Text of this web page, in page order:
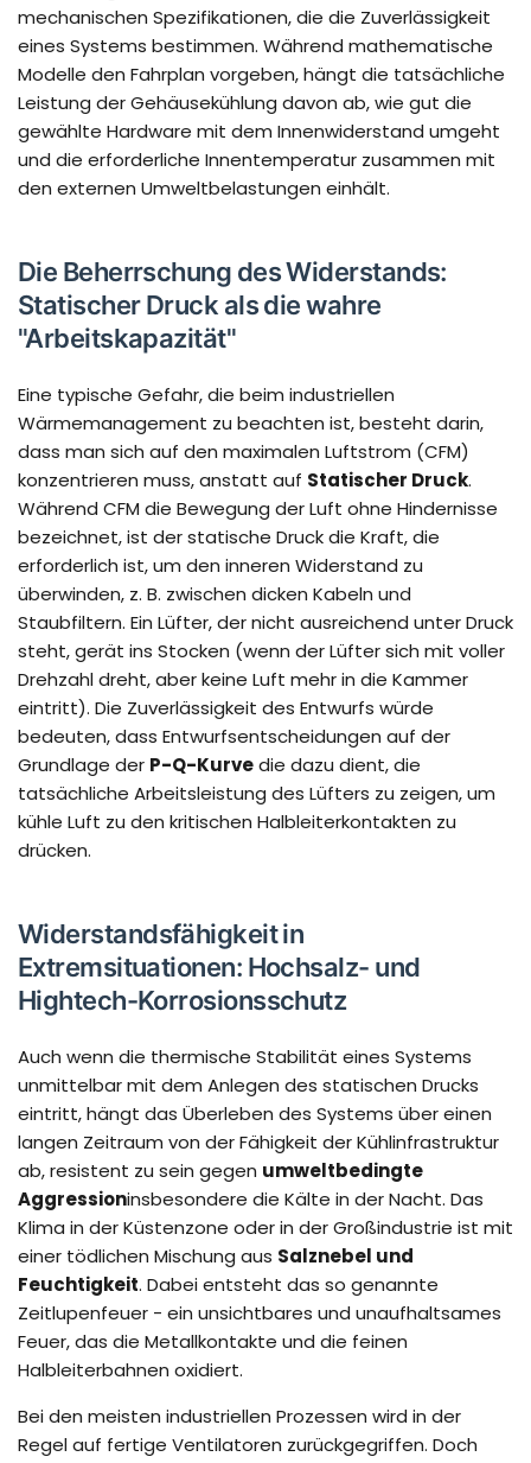
mechanischen Spezifikationen, die die Zuverlässigkeit
eines Systems bestimmen. Während mathematische
Modelle den Fahrplan vorgeben, hängt die tatsächliche
Leistung der Gehäusekühlung davon ab, wie gut die
gewählte Hardware mit dem Innenwiderstand umgeht
und die erforderliche Innentemperatur zusammen mit
den externen Umweltbelastungen einhält.
Die Beherrschung des Widerstands:
Statischer Druck als die wahre
"Arbeitskapazität"
Eine typische Gefahr, die beim industriellen
Wärmemanagement zu beachten ist, besteht darin,
dass man sich auf den maximalen Luftstrom (CFM)
konzentrieren muss, anstatt auf Statischer Druck.
Während CFM die Bewegung der Luft ohne Hindernisse
bezeichnet, ist der statische Druck die Kraft, die
erforderlich ist, um den inneren Widerstand zu
überwinden, z. B. zwischen dicken Kabeln und
Staubfiltern. Ein Lüfter, der nicht ausreichend unter Druck
steht, gerät ins Stocken (wenn der Lüfter sich mit voller
Drehzahl dreht, aber keine Luft mehr in die Kammer
eintritt). Die Zuverlässigkeit des Entwurfs würde
bedeuten, dass Entwurfsentscheidungen auf der
Grundlage der P-Q-Kurvedie dazu dient, die
tatsächliche Arbeitsleistung des Lüfters zu zeigen, um
kühle Luft zu den kritischen Halbleiterkontakten zu
drücken.
Widerstandsfähigkeit in
Extremsituationen: Hochsalz- und
Hightech-Korrosionsschutz
Auch wenn die thermische Stabilität eines Systems
unmittelbar mit dem Anlegen des statischen Drucks
eintritt, hängt das Überleben des Systems über einen
langen Zeitraum von der Fähigkeit der Kühlinfrastruktur
ab, resistent zu sein gegen umweltbedingte
Aggressioninsbesondere die Kälte in der Nacht. Das
Klima in der Küstenzone oder in der Großindustrie ist mit
einer tödlichen Mischung aus Salznebel und
Feuchtigkeit. Dabei entsteht das so genannte
Zeitlupenfeuer - ein unsichtbares und unaufhaltsames
Feuer, das die Metallkontakte und die feinen
Halbleiterbahnen oxidiert.
Bei den meisten industriellen Prozessen wird in der
Regel auf fertige Ventilatoren zurückgegriffen. Doch